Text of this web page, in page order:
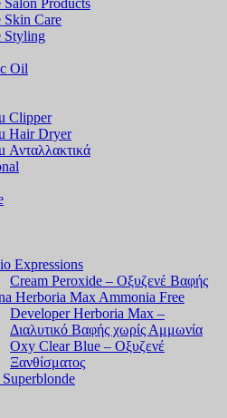
Skin Care
Styling
Oil
Clipper
Hair Dryer
Ανταλλακτικά
Expressions
Cream Peroxide – Οξυζενέ Βαφής
Herboria Max Ammonia Free
Developer Herboria Max –
Διαλυτικό Βαφής χωρίς Αμμωνία
Oxy Clear Blue – Οξυζενέ
Ξανθίσματος